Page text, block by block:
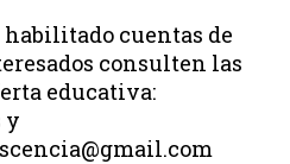
habilitado cuentas de
consulten las
educativa:
y